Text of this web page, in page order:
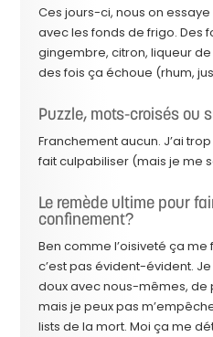
Ces jours-ci, nous on
avec les fonds de frigo. Des
gingembre, citron, liqueur
des fois ça échoue (rhum,
Puzzle, mots-croisés ou
Franchement aucun. J’ai
fait culpabiliser (mais je me
Le remède ultime pour
confinement?
Ben comme l’oisiveté ça
c’est pas évident-évident.
doux avec nous-mêmes, de
mais je peux pas
lists de la mort. Moi ça me